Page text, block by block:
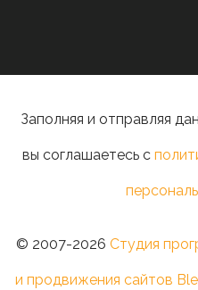
Заполняя и отправляя
вы соглашаетесь с
© 2007-2026 Студия
и продвижения сайтов